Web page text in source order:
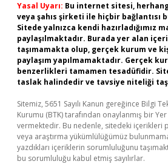
Yasal Uyarı: Bu internet sitesi,
veya şahıs şirketi ile hiçbir bağlantısı
Sitede yalnızca kendi hazırladığımız
paylaşılmaktadır. Burada yer alan
taşımamakta olup, gerçek kurum ve
paylaşım yapılmamaktadır. Gerçek
benzerlikleri tamamen tesadüfidir.
taslak halindedir ve tavsiye niteliği
Sitemiz, 5651 Sayılı Kanun gereğince Bilgi
Kurumu (BTK) tarafından onaylanmış bir
vermektedir. Bu nedenle, sitedeki içerikleri
veya araştırma yükümlülüğümüz
yazdıkları içeriklerin sorumluluğunu
bu sorumluluğu kabul etmiş sayılırlar.